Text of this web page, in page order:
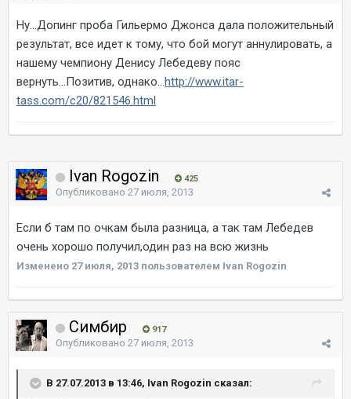
Ну...Допинг проба Гильермо Джонса дала положительный
результат, все идет к тому, что бой могут аннулировать, а
нашему чемпиону Денису Лебедеву пояс
вернуть...Позитив, однако...http://www.itar-
tass.com/c20/821546.html
Ivan Rogozin 425
Опубликовано 27 июля, 2013
Если б там по очкам была разница, а так там Лебедев
очень хорошо получил,один раз на всю жизнь
Изменено 27 июля, 2013 пользователем Ivan Rogozin
Симбир 917
Опубликовано 27 июля, 2013
В 27.07.2013 в 13:46, Ivan Rogozin сказал: